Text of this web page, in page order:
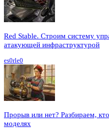
Red Stable. Строим систему
атакующей инфраструктурой
es0rle0
Прорыв или нет? Разбираем,
моделях